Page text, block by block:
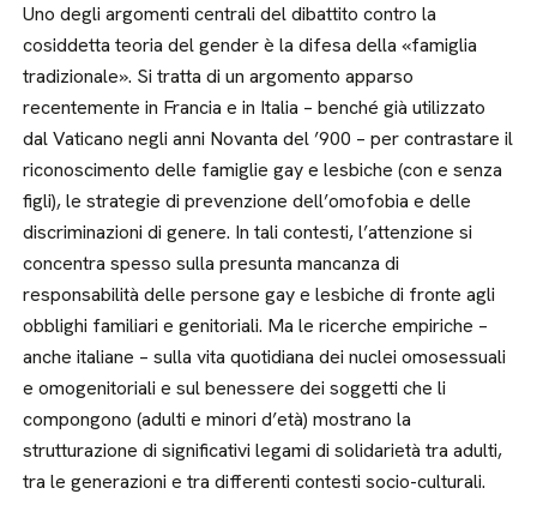
Uno degli argomenti centrali del dibattito contro la
cosiddetta teoria del gender è la difesa della «famiglia
tradizionale». Si tratta di un argomento apparso
recentemente in Francia e in Italia – benché già utilizzato
dal Vaticano negli anni Novanta del ’900 – per contrastare il
riconoscimento delle famiglie gay e lesbiche (con e senza
figli), le strategie di prevenzione dell’omofobia e delle
discriminazioni di genere. In tali contesti, l’attenzione si
concentra spesso sulla presunta mancanza di
responsabilità delle persone gay e lesbiche di fronte agli
obblighi familiari e genitoriali. Ma le ricerche empiriche –
anche italiane – sulla vita quotidiana dei nuclei omosessuali
e omogenitoriali e sul benessere dei soggetti che li
compongono (adulti e minori d’età) mostrano la
strutturazione di significativi legami di solidarietà tra adulti,
tra le generazioni e tra differenti contesti socio-culturali.